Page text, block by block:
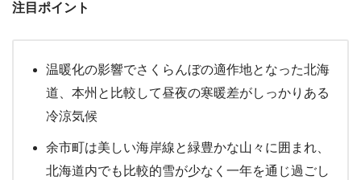
注目ポイント
温暖化の影響でさくらんぼの適作地となった北海
道、本州と比較して昼夜の寒暖差がしっかりある
冷涼気候
余市町は美しい海岸線と緑豊かな山々に囲まれ、
北海道内でも比較的雪が少なく一年を通じ過ごし